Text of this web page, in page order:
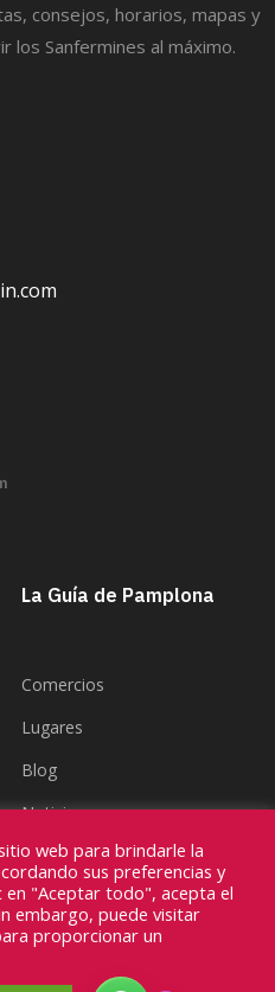
consejos, horarios, mapas y
los Sanfermines al máximo.
La Guía de Pamplona
Comercios
Lugares
Blog
Noticias
Contacto
Creativos
web para brindarle la
sus preferencias y
en "Aceptar todo", acepta el
embargo, puede visitar
proporcionar un